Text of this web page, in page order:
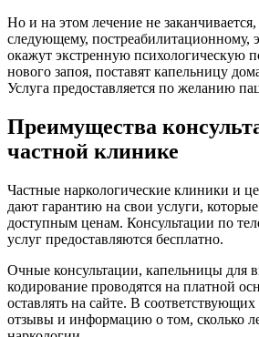
Но и на этом лечение не
следующему, постреабилитационному,
окажут экстренную психологическую
нового запоя, поставят капельницу
Услуга предоставляется по желанию
Преимущества
частной клинике
Частные наркологические клиники и
дают гарантию на свои услуги,
доступным ценам. Консультации по
услуг предоставляются бесплатно.
Очные консультации, капельницы для
кодирование проводятся на платной
оставлять на сайте. В
отзывы и информацию о том, сколько